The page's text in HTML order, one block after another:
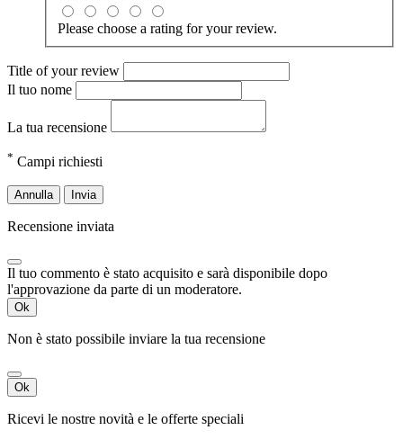
Please choose a rating for your review.
Title of your review
Il tuo nome
La tua recensione
* Campi richiesti
Annulla Invia
Recensione inviata
Il tuo commento è stato acquisito e sarà disponibile dopo
l'approvazione da parte di un moderatore.
Ok
Non è stato possibile inviare la tua recensione
Ok
Ricevi le nostre novità e le offerte speciali